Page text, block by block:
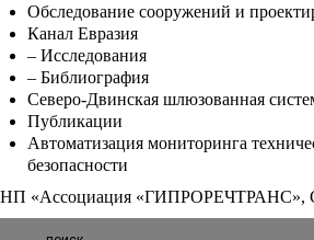
Обследование сооружений и
Канал Евразия
– Исследования
– Библиография
Северо-Двинская шлюзованная
Публикации
Автоматизация мониторинга
безопасности
НП «Ассоциация «ГИПРОРЕЧТРАНС»,